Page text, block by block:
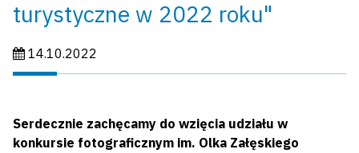
turystyczne w 2022 roku"
Data publikacji:
14.10.2022
Serdecznie zachęcamy do wzięcia udziału w
konkursie fotograficznym im. Olka Załęskiego